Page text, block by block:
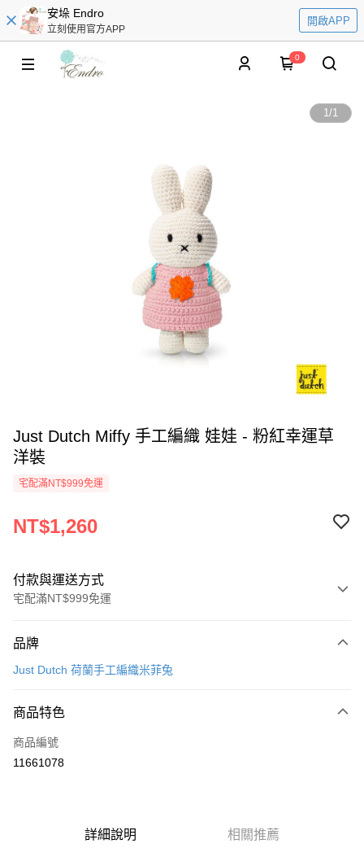
安垛 Endro
立刻使用官方APP
開啟APP
0
1/1
Just Dutch Miffy 手工編織 娃娃 - 粉紅幸運草
洋裝
宅配滿NT$999免運
NT$1,260
付款與運送方式
宅配滿NT$999免運
信用卡一次付款
3 期 0 利率 每期
合作金庫商業銀行
上海商業儲蓄銀行
聯邦商業銀行
遠東國際商業銀行
LINE Pay
Apple Pay
品牌
Just Dutch 荷蘭手工編織米菲兔
商品特色
商品編號
11661078
詳細說明 相關推薦